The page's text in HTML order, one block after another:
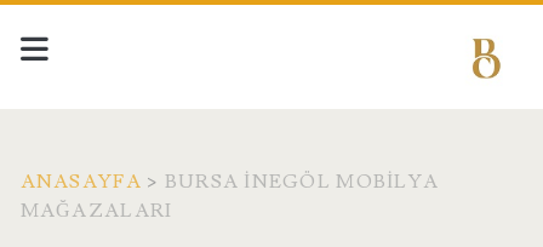
ANASAYFA > BURSA İNEGÖL MOBILYA
MAĞAZALARI